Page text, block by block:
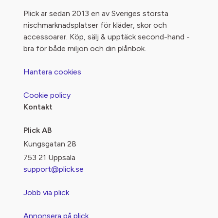
Plick är sedan 2013 en av Sveriges största
nischmarknadsplatser för kläder, skor och
accessoarer. Köp, sälj & upptäck second-hand -
bra för både miljön och din plånbok.
Hantera cookies
Cookie policy
Kontakt
Plick AB
Kungsgatan 28
753 21 Uppsala
support@plick.se
Jobb via plick
Annonsera på plick